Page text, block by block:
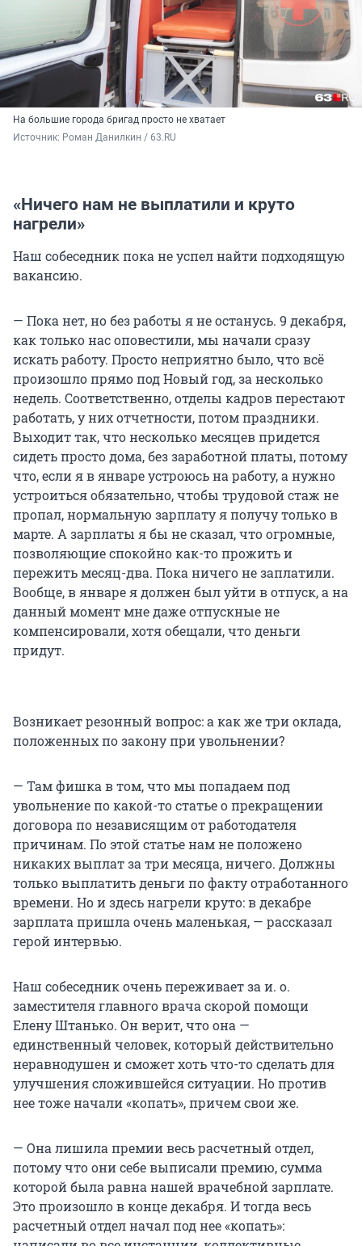
На большие города бригад просто не хватает
Источник: Роман Данилкин / 63.RU
«Ничего нам не выплатили и круто
нагрели»
Наш собеседник пока не успел найти подходящую
вакансию.
— Пока нет, но без работы я не останусь. 9 декабря,
как только нас оповестили, мы начали сразу
искать работу. Просто неприятно было, что всё
произошло прямо под Новый год, за несколько
недель. Соответственно, отделы кадров перестают
работать, у них отчетности, потом праздники.
Выходит так, что несколько месяцев придется
сидеть просто дома, без заработной платы, потому
что, если я в январе устроюсь на работу, а нужно
устроиться обязательно, чтобы трудовой стаж не
пропал, нормальную зарплату я получу только в
марте. А зарплаты я бы не сказал, что огромные,
позволяющие спокойно как-то прожить и
пережить месяц-два. Пока ничего не заплатили.
Вообще, в январе я должен был уйти в отпуск, а на
данный момент мне даже отпускные не
компенсировали, хотя обещали, что деньги
придут.
Возникает резонный вопрос: а как же три оклада,
положенных по закону при увольнении?
— Там фишка в том, что мы попадаем под
увольнение по какой-то статье о прекращении
договора по независящим от работодателя
причинам. По этой статье нам не положено
никаких выплат за три месяца, ничего. Должны
только выплатить деньги по факту отработанного
времени. Но и здесь нагрели круто: в декабре
зарплата пришла очень маленькая, — рассказал
герой интервью.
Наш собеседник очень переживает за и. о.
заместителя главного врача скорой помощи
Елену Штанько. Он верит, что она —
единственный человек, который действительно
неравнодушен и сможет хоть что-то сделать для
улучшения сложившейся ситуации. Но против
нее тоже начали «копать», причем свои же.
— Она лишила премии весь расчетный отдел,
потому что они себе выписали премию, сумма
которой была равна нашей врачебной зарплате.
Это произошло в конце декабря. И тогда весь
расчетный отдел начал под нее «копать»: